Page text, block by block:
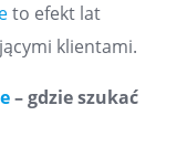
to efekt lat
klientami.
– gdzie szukać